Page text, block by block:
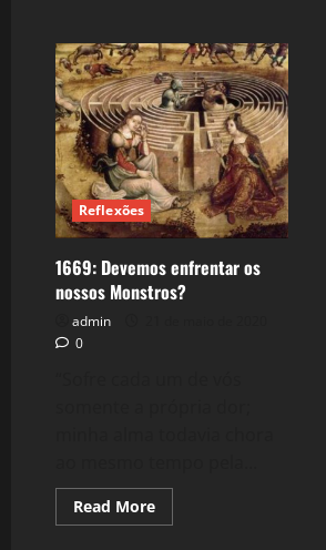
Reflexões
1669: Devemos enfrentar os
nossos Monstros?
admin
0
Read MoreRead
more